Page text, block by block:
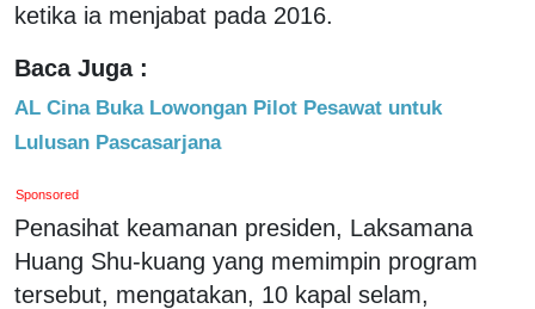
ketika ia menjabat pada 2016.
Baca Juga :
AL Cina Buka Lowongan Pilot Pesawat untuk
Lulusan Pascasarjana
Sponsored
Penasihat keamanan presiden, Laksamana
Huang Shu-kuang yang memimpin program
tersebut, mengatakan, 10 kapal selam,